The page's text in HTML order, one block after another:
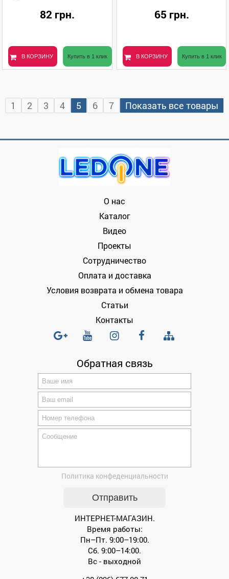
82 грн.
В КОРЗИНУ Купить в 1 клик
65 грн.
В КОРЗИНУ Купить в 1 клик
1 2 3 4 5 6 7 Показать все товары
О нас
Каталог
Видео
Проекты
Сотрудничество
Оплата и доставка
Условия возврата и обмена товара
Статьи
Контакты
Обратная связь
Политика конфеденциальности
ИНТЕРНЕТ-МАГАЗИН.
Время работы:
Пн–Пт. 9:00–19:00.
Сб. 9:00–14:00.
Вс - выходной